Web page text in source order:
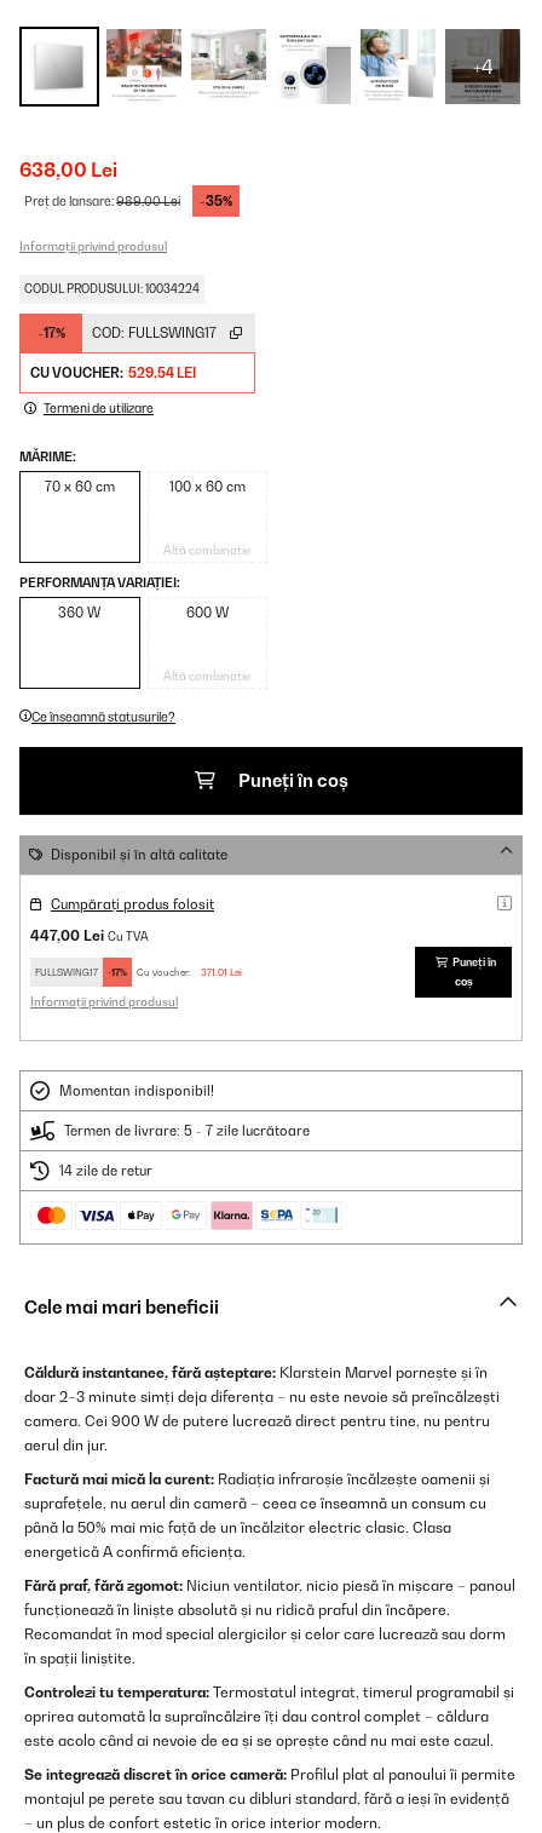
+4
638,00 Lei
Preț de lansare:989,00 Lei -35%
Informații privind produsul
CODUL PRODUSULUI: 10034224
-17% COD: FULLSWING17
CU VOUCHER: 529,54 LEI
Termeni de utilizare
MĂRIME:
70 x 60 cm 100 x 60 cm
Altă combinație
PERFORMANȚA VARIAȚIEI:
360 W 600 W
Altă combinație
Ce înseamnă statusurile?
Puneți în coș
Disponibil și în altă calitate
Cumpărați produs folosit
447,00 Lei Cu TVA
FULLSWING17 -17% Cu voucher: 371,01 Lei
Informații privind produsul
Puneți în
coș
Momentan indisponibil!
Termen de livrare: 5 - 7 zile lucrătoare
14 zile de retur
Cele mai mari beneficii
Căldură instantanee, fără așteptare: Klarstein Marvel pornește și în
doar 2–3 minute simți deja diferența – nu este nevoie să preîncălzești
camera. Cei 900 W de putere lucrează direct pentru tine, nu pentru
aerul din jur.
Factură mai mică la curent: Radiația infraroșie încălzește oamenii și
suprafețele, nu aerul din cameră – ceea ce înseamnă un consum cu
până la 50% mai mic față de un încălzitor electric clasic. Clasa
energetică A confirmă eficiența.
Fără praf, fără zgomot: Niciun ventilator, nicio piesă în mișcare – panoul
funcționează în liniște absolută și nu ridică praful din încăpere.
Recomandat în mod special alergicilor și celor care lucrează sau dorm
în spații liniștite.
Controlezi tu temperatura: Termostatul integrat, timerul programabil și
oprirea automată la supraîncălzire îți dau control complet – căldura
este acolo când ai nevoie de ea și se oprește când nu mai este cazul.
Se integrează discret în orice cameră: Profilul plat al panoului îi permite
montajul pe perete sau tavan cu dibluri standard, fără a ieși în evidență
– un plus de confort estetic în orice interior modern.